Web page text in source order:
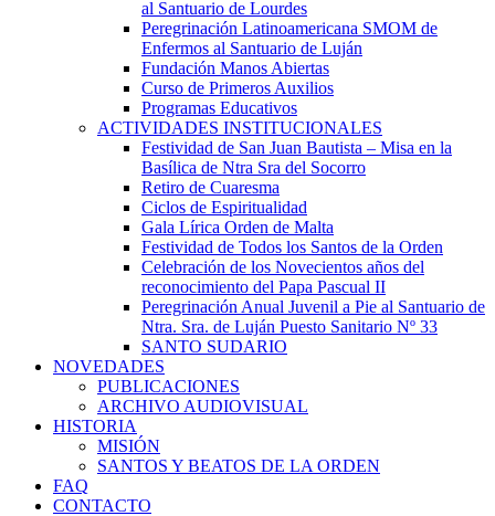
al Santuario de Lourdes
Peregrinación Latinoamericana SMOM de
Enfermos al Santuario de Luján
Fundación Manos Abiertas
Curso de Primeros Auxilios
Programas Educativos
ACTIVIDADES INSTITUCIONALES
Festividad de San Juan Bautista – Misa en la
Basílica de Ntra Sra del Socorro
Retiro de Cuaresma
Ciclos de Espiritualidad
Gala Lírica Orden de Malta
Festividad de Todos los Santos de la Orden
Celebración de los Novecientos años del
reconocimiento del Papa Pascual II
Peregrinación Anual Juvenil a Pie al Santuario de
Ntra. Sra. de Luján Puesto Sanitario Nº 33
SANTO SUDARIO
NOVEDADES
PUBLICACIONES
ARCHIVO AUDIOVISUAL
HISTORIA
MISIÓN
SANTOS Y BEATOS DE LA ORDEN
FAQ
CONTACTO